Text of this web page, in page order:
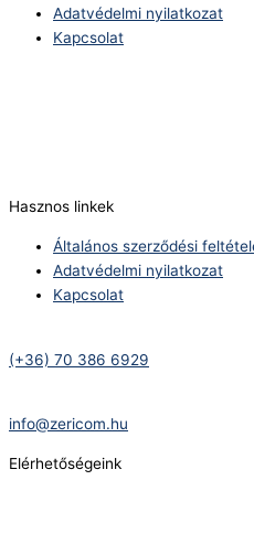
Adatvédelmi nyilatkozat
Kapcsolat
Hasznos linkek
Általános szerződési
Adatvédelmi nyilatkozat
Kapcsolat
(+36) 70 386 6929
info@zericom.hu
Elérhetőségeink